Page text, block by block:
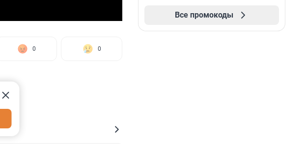
0 0
Все промокоды